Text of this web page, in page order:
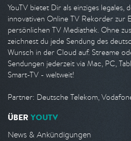
YouTV bietet Dir als einziges legales,
innovativen Online TV Rekorder zur
persönlichen TV Mediathek. Ohne
zeichnest du jede Sendung des
Wunsch in der Cloud auf. Streame
Sendungen jederzeit via Mac, PC,
Smart-TV - weltweit!
Partner: Deutsche Telekom,
ÜBER YOUTV
News & Ankündigungen